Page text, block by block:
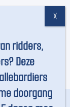
ridders,
Deze
doorgang